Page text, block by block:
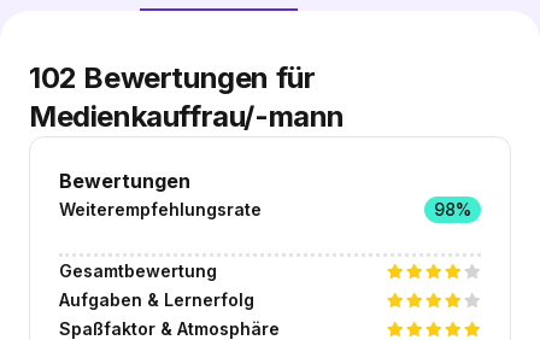
Bewertungen
Weiterempfehlungsrate 98%
Gesamtbewertung
Aufgaben & Lernerfolg
Spaßfaktor & Atmosphäre
102 Bewertungen für
Medienkauffrau/-mann